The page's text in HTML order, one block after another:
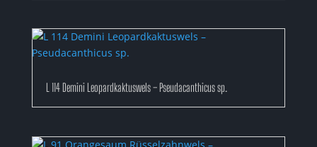
L 114 Demini Leopardkaktuswels – Pseudacanthicus sp.